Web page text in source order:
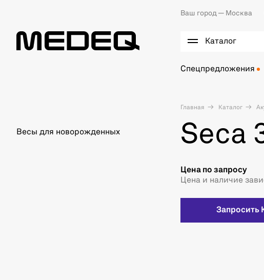
Ваш город — Москва
Каталог
Спецпредложения
Главная Каталог
Весы для новорожденных Seca
Цена по запросу
Цена и наличие
Запросить